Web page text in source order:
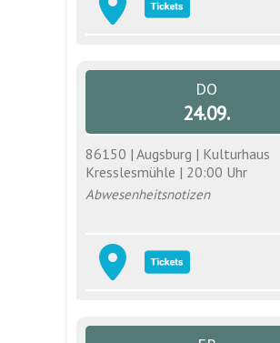
DO
24.09.
86150 | Augsburg | Kulturhaus
Kresslesmühle | 20:00 Uhr
Abwesenheitsnotizen